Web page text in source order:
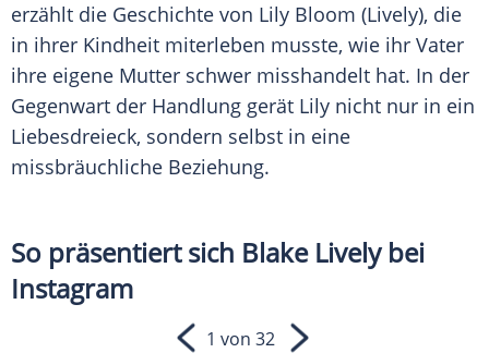
erzählt die Geschichte von Lily Bloom (Lively), die
in ihrer Kindheit miterleben musste, wie ihr Vater
ihre eigene Mutter schwer misshandelt hat. In der
Gegenwart der Handlung gerät Lily nicht nur in ein
Liebesdreieck, sondern selbst in eine
missbräuchliche Beziehung.
So präsentiert sich Blake Lively bei
Instagram
1 von 32